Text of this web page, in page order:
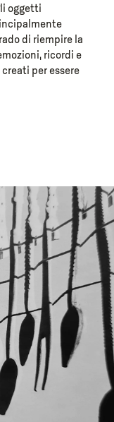
oggetti
di riempire la
ricordi e
per essere